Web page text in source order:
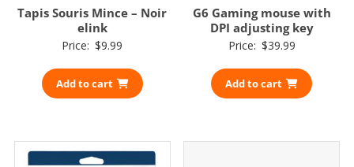
Tapis Souris Mince – Noir
elink
Price: $9.99
Add to cart
G6 Gaming mouse with
DPI adjusting key
Price: $39.99
Add to cart